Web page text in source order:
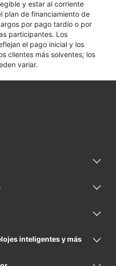
y estar al corriente
plan de financiamiento de
por pago tardío o por
participantes. Los
el pago inicial y los
clientes más solventes; los
variar.